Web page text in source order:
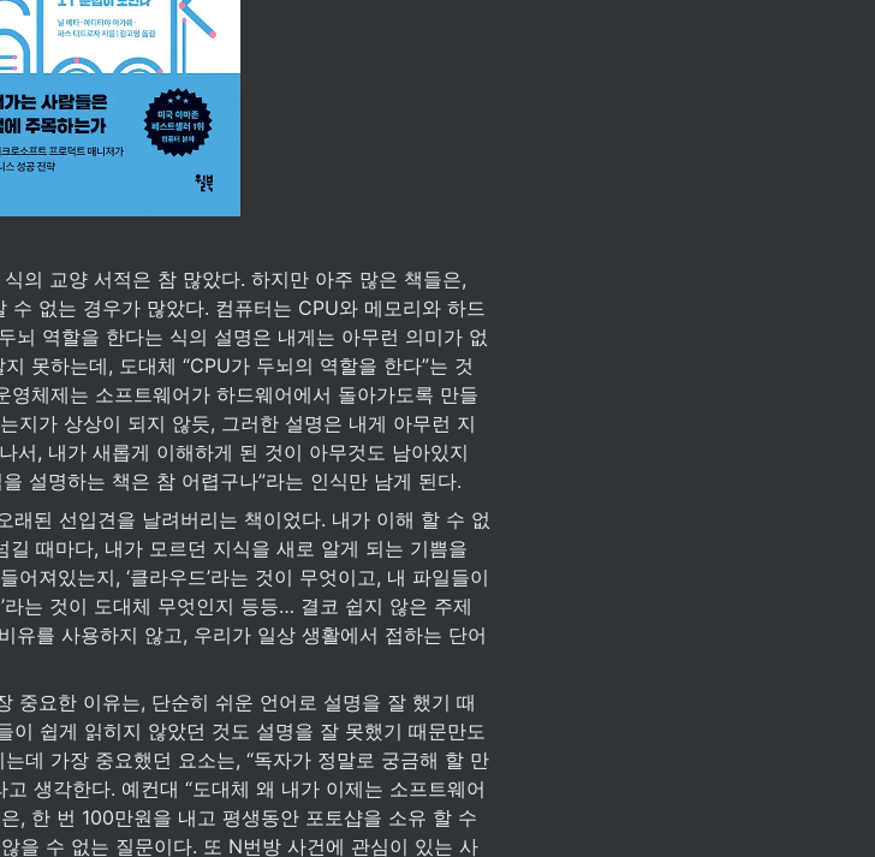
의 교양 서적은 참 많았다. 하지만 아주 많은 책들은,
없는 경우가 많았다. 컴퓨터는 CPU와 메모리와 하드
뇌 역할을 한다는 식의 설명은 내게는 아무런 의미가 없
못하는데, 도대체 “CPU가 두뇌의 역할을 한다”는 것
체제는 소프트웨어가 하드웨어에서 돌아가도록 만들
지가 상상이 되지 않듯, 그러한 설명은 내게 아무런 지
서, 내가 새롭게 이해하게 된 것이 아무것도 남아있지
설명하는 책은 참 어렵구나”라는 인식만 남게 된다.
래된 선입견을 날려버리는 책이었다. 내가 이해 할 수 없
때마다, 내가 모르던 지식을 새로 알게 되는 기쁨을
져있는지, ‘클라우드’라는 것이 무엇이고, 내 파일들이
라는 것이 도대체 무엇인지 등등… 결코 쉽지 않은 주제
유를 사용하지 않고, 우리가 일상 생활에서 접하는 단어
중요한 이유는, 단순히 쉬운 언어로 설명을 잘 했기 때
이 쉽게 읽히지 않았던 것도 설명을 잘 못했기 때문만도
데 가장 중요했던 요소는, “독자가 정말로 궁금해 할 만
생각한다. 예컨대 “도대체 왜 내가 이제는 소프트웨어
, 한 번 100만원을 내고 평생동안 포토샵을 소유 할 수
을 수 없는 질문이다. 또 N번방 사건에 관심이 있는 사